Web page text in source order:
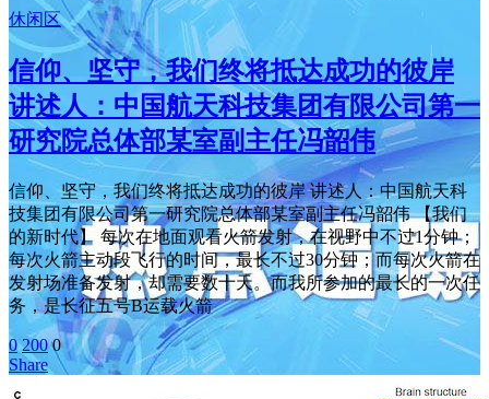
休闲区
信仰、坚守，我们终将抵达成功的彼岸
讲述人：中国航天科技集团有限公司第一
研究院总体部某室副主任冯韶伟
信仰、坚守，我们终将抵达成功的彼岸 讲述人：中国航天科
技集团有限公司第一研究院总体部某室副主任冯韶伟 【我们
的新时代】 每次在地面观看火箭发射，在视野中不过1分钟；
每次火箭主动段飞行的时间，最长不过30分钟；而每次火箭在
发射场准备发射，却需要数十天。而我所参加的最长的一次任
务，是长征五号B运载火箭
0 200 0
Share